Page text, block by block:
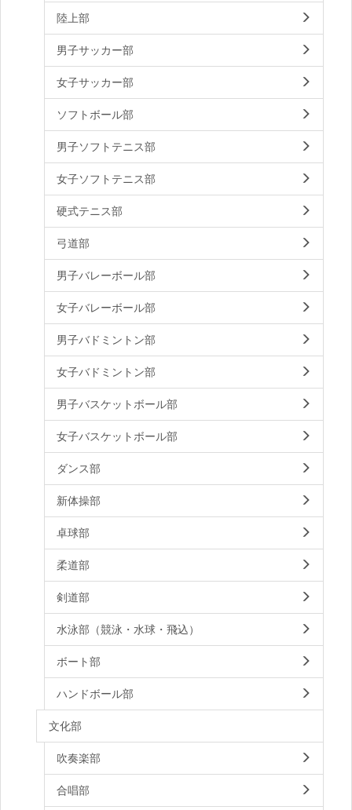
陸上部
男子サッカー部
女子サッカー部
ソフトボール部
男子ソフトテニス部
女子ソフトテニス部
硬式テニス部
弓道部
男子バレーボール部
女子バレーボール部
男子バドミントン部
女子バドミントン部
男子バスケットボール部
女子バスケットボール部
ダンス部
新体操部
卓球部
柔道部
剣道部
水泳部（競泳・水球・飛込）
ボート部
ハンドボール部
文化部
吹奏楽部
合唱部